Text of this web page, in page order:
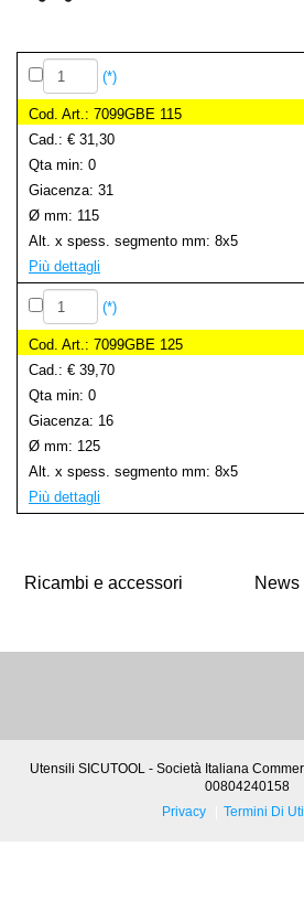
(*)
7099GBE 115
€ 31,30
0
31
115
8x5
Più dettagli
(*)
7099GBE 125
€ 39,70
0
16
125
8x5
Più dettagli
Ricambi e accessori News
Utensili SICUTOOL - Società Italiana
00804240158
Privacy
Termini Di